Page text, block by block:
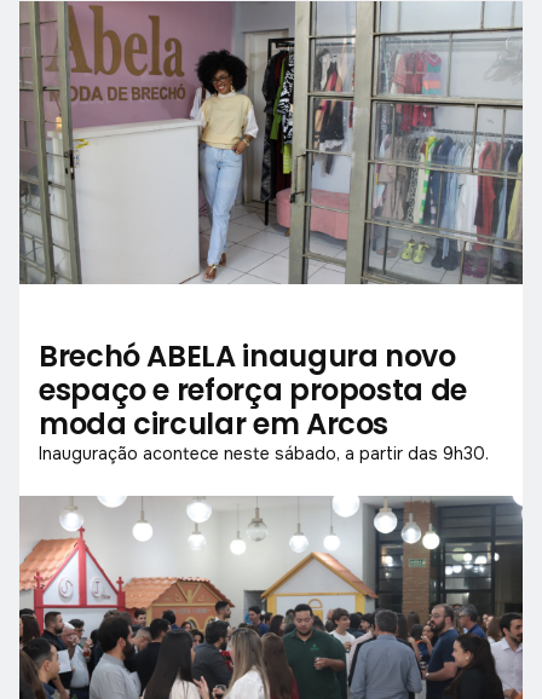
Brechó ABELA inaugura novo
espaço e reforça proposta de
moda circular em Arcos
Inauguração acontece neste sábado, a partir das 9h30.